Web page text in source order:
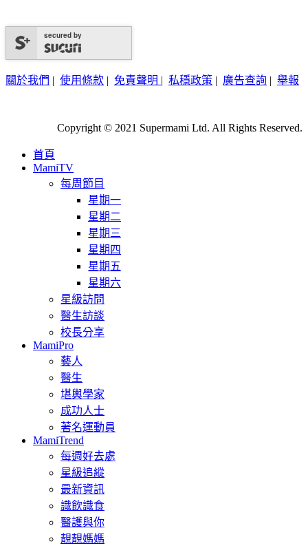
secured by
關於我們 | 使用條款 | 免責聲明 | 私穩政策 | 廣告查詢 | 舉報
Copyright © 2021 Supermami Ltd. All Rights Reserved.
首頁
MamiTV
每周節目
星期一
星期二
星期三
星期四
星期五
星期六
星級訪問
醫生訪談
校長分享
MamiPro
藝人
醫生
堪輿學家
成功人士
著名運動員
MamiTrend
每週好去處
星級追縱
最新資訊
識飲識食
醫護與你
靚靚媽媽